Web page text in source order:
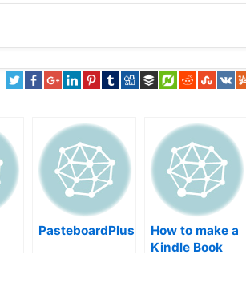
PasteboardPlus
How to make a
Kindle Book